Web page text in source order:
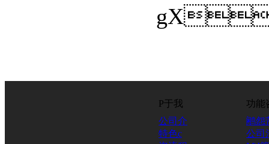
P于我
公司介
特色c
功能
鹇怨
公司